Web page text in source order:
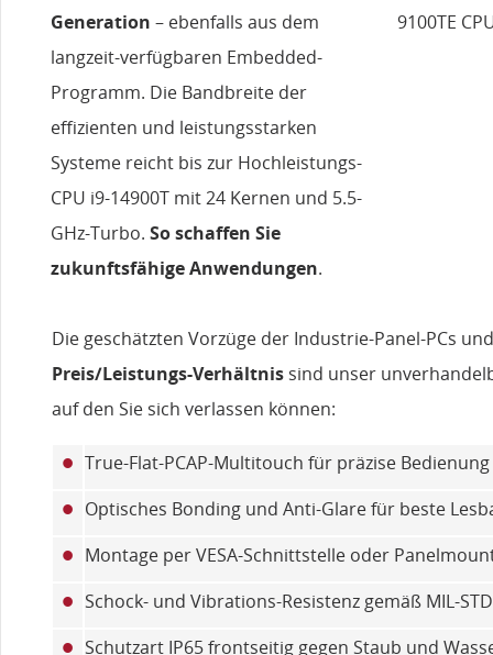
Generation – ebenfalls aus dem
langzeit-verfügbaren Embedded-
Programm. Die Bandbreite der
effizienten und leistungsstarken
Systeme reicht bis zur Hochleistungs-
CPU i9-14900T mit 24 Kernen und 5.5-
GHz-Turbo. So schaffen Sie
zukunftsfähige Anwendungen.
Die geschätzten Vorzüge der Industrie-Panel-PCs
Preis/Leistungs-Verhältnis sind unser
auf den Sie sich verlassen können:
• True-Flat-PCAP-Multitouch für präzise Bedienung
• Optisches Bonding und Anti-Glare für beste
• Montage per VESA-Schnittstelle oder
• Schock- und Vibrations-Resistenz gemäß
Schutzart IP65 frontseitig gegen Staub und